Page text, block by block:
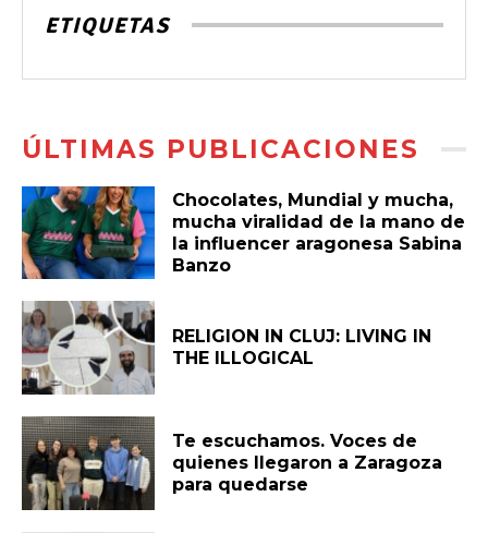
ETIQUETAS
ÚLTIMAS PUBLICACIONES
Chocolates, Mundial y mucha,
mucha viralidad de la mano de
la influencer aragonesa Sabina
Banzo
RELIGION IN CLUJ: LIVING IN
THE ILLOGICAL
Te escuchamos. Voces de
quienes llegaron a Zaragoza
para quedarse